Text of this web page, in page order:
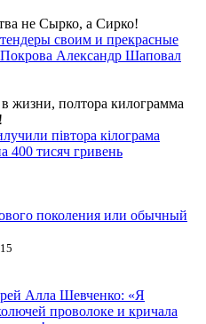
не Сырко, а Сирко!
своим и прекрасные
Покрова Александр Шаповал
жизни, полтора килограмма
півтора кілограма
400 тисяч гривень
поколения или обычный
Алла Шевченко: «Я
проволоке и кричала